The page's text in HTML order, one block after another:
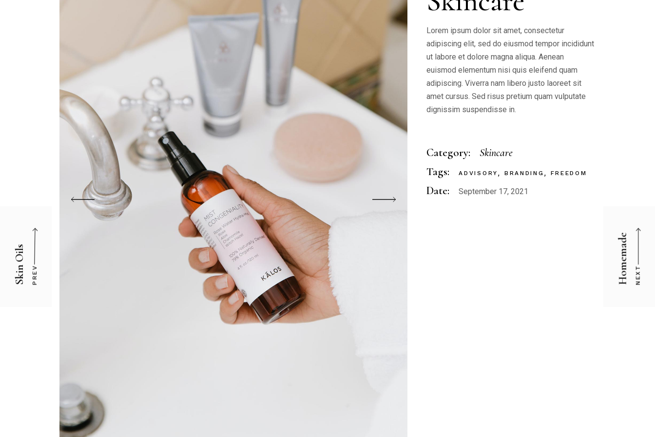
Lorem ipsum dolor sit amet, consectetur
adipiscing elit, sed do eiusmod tempor incididunt
ut labore et dolore magna aliqua. Aenean
euismod elementum nisi quis eleifend quam
adipiscing. Viverra nam libero justo laoreet sit
amet cursus. Sed risus pretium quam vulputate
dignissim suspendisse in.
Category: Skincare
Tags: ADVISORY BRANDING FREEDOM
Date: September 17, 2021
Skin Oils PREV Homemade NEXT